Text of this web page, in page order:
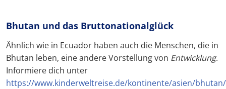
Bhutan und das Bruttonationalglück
Ähnlich wie in Ecuador haben auch die Menschen, die in
Bhutan leben, eine andere Vorstellung von Entwicklung.
Informiere dich unter
https://www.kinderweltreise.de/kontinente/asien/